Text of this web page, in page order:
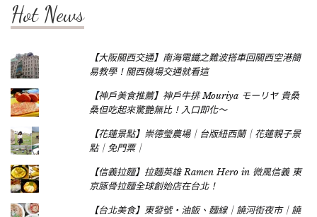
Hot News
【大阪關西交通】南海電鐵之難波搭車回關西空港簡
易教學！關西機場交通就看這
【神戶美食推薦】神戶牛排 Mouriya モーリヤ 貴桑
桑但吃起來驚艷無比！入口即化～
【花蓮景點】崇德瑩農場｜台版紐西蘭｜花蓮親子景
點｜免門票｜
【信義拉麵】拉麵英雄 Ramen Hero in 微風信義 東
京豚骨拉麵全球創始店在台北！
【台北美食】東發號‧油飯、麵線｜饒河街夜市｜饒